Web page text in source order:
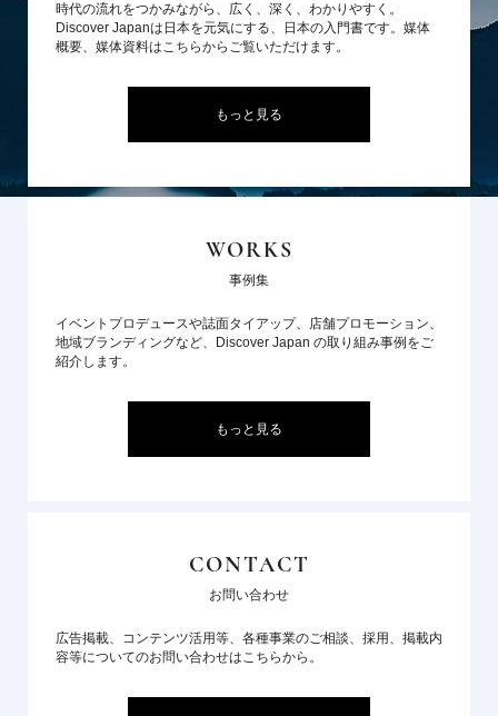
時代の流れをつかみながら、広く、深く、わかりやすく。
Discover Japanは日本を元気にする、日本の入門書です。媒体
概要、媒体資料はこちらからご覧いただけます。
もっと見る
WORKS
事例集
イベントプロデュースや誌面タイアップ、店舗プロモーション、
地域ブランディングなど、Discover Japan の取り組み事例をご
紹介します。
もっと見る
CONTACT
お問い合わせ
広告掲載、コンテンツ活用等、各種事業のご相談、採用、掲載内
容等についてのお問い合わせはこちらから。